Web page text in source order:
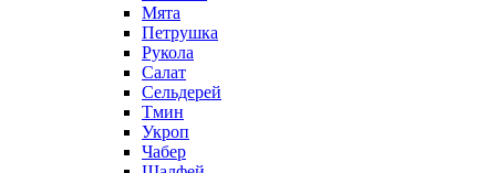
Мята
Петрушка
Рукола
Салат
Сельдерей
Тмин
Укроп
Чабер